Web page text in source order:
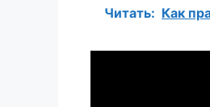
Читать: Как